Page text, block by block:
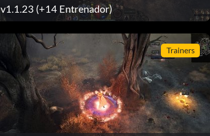
v1.1.23 (+14 Entrenador)
Trainers